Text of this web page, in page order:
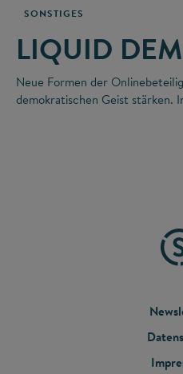
SONSTIGES
LIQUID
Neue Formen der
demokratischen Geist stärken.